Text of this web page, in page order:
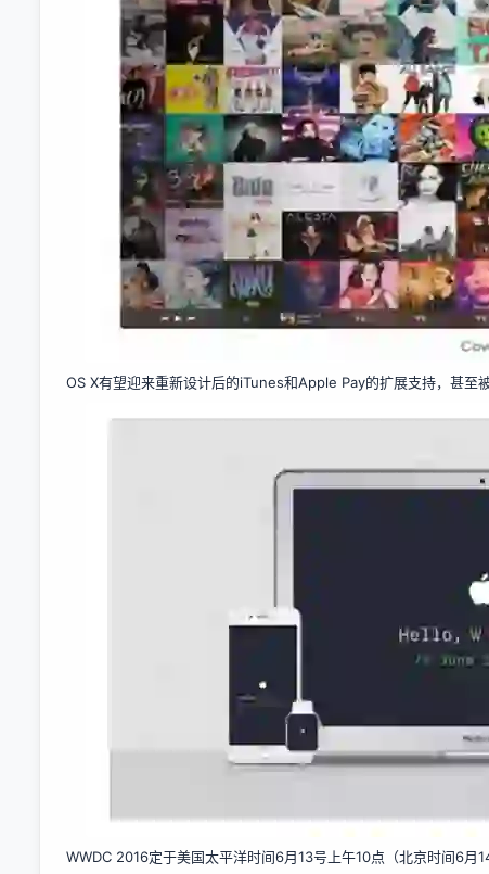
OS X有望迎来重新设计后的iTunes和Apple Pay的扩展支持，甚至
WWDC 2016定于美国太平洋时间6月13号上午10点（北京时间6月